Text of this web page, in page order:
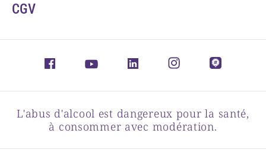
CGV
L'abus d'alcool est dangereux pour la santé,
à consommer avec modération.